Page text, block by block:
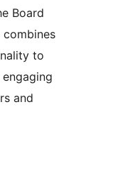
Board
combines
to
and